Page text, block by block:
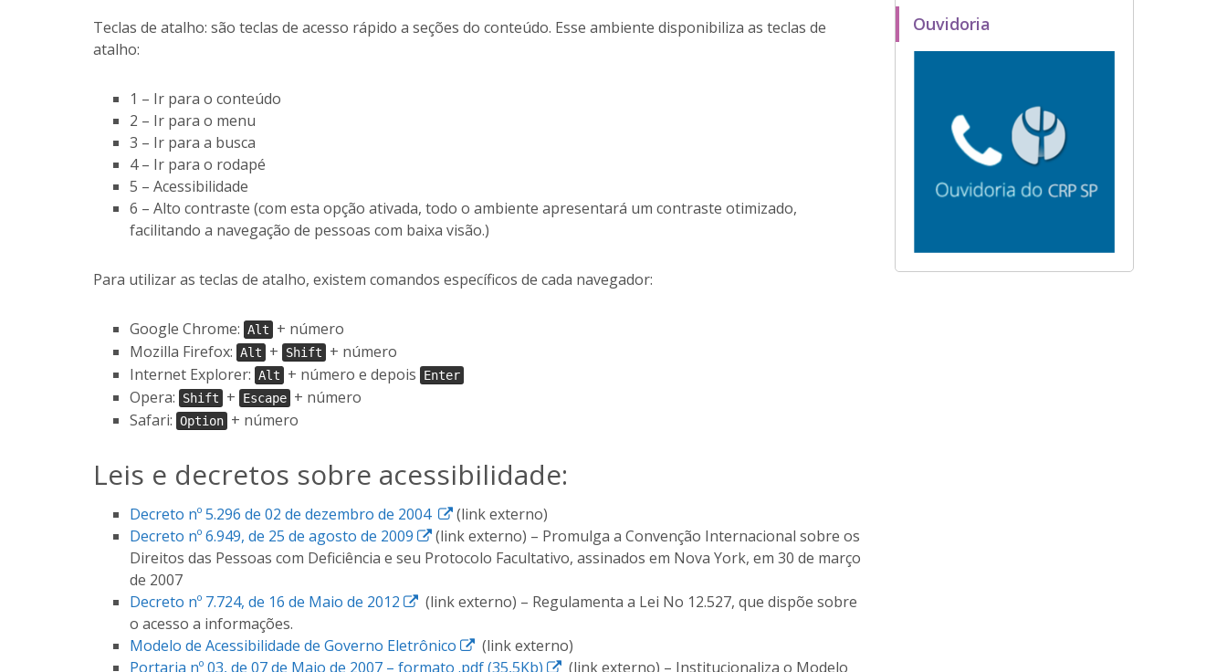
Teclas de atalho: são teclas de acesso rápido a seções do conteúdo. Esse ambiente disponibiliza as teclas de
atalho:
1 – Ir para o conteúdo
2 – Ir para o menu
3 – Ir para a busca
4 – Ir para o rodapé
5 – Acessibilidade
6 – Alto contraste (com esta opção ativada, todo o ambiente apresentará um contraste otimizado,
facilitando a navegação de pessoas com baixa visão.)
Para utilizar as teclas de atalho, existem comandos específicos de cada navegador:
Google Chrome: Alt
+ número
Mozilla Firefox: Alt + Shift
+ número
Internet Explorer: Alt + número e depois Enter
Opera: Shift + Escape + número
Safari: Option + número
Leis e decretos sobre acessibilidade:
Decreto nº 5.296 de 02 de dezembro de 2004
E
s
s
l
n
k
(link externo)
Decreto nº 6.949, de 25 de agosto de 2009
E
s
e
i
n
(link externo) – Promulga a Convenção Internacional sobre os
Direitos das Pessoas com Deficiência e seu Protocolo Facultativo, assinados em Nova York, em 30 de março
de 2007
Decreto nº 7.724, de 16 de Maio de 2012
E
s
e
(link externo) – Regulamenta a Lei No 12.527, que dispõe sobre
o acesso a informações.
Modelo de Acessibilidade de Governo Eletrônico
E
s
(link externo)
Portaria nº 03, de 07 de Maio de 2007 – formato .pdf (35,5Kb)
E(link externo) – Institucionaliza o Modelo
Ouvidoria